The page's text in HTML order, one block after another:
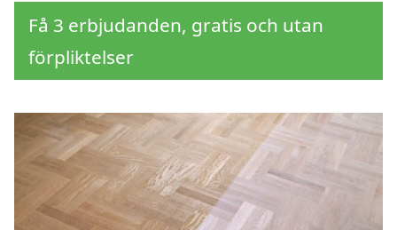
Få 3 erbjudanden, gratis och utan
förpliktelser